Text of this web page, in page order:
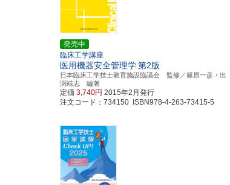
発売中
臨床工学講座
医用機器安全管理学第2版
日本臨床工学技士教育施設協議会 監修／篠原一彦・出
渕靖志 編著
定価 3,740円 2015年2月発行
注文コード：734150 ISBN978-4-263-73415-5